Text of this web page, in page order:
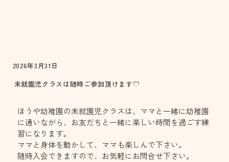
2026年3月31日
未就園児クラスは随時ご参加頂けます♡
ほうや幼稚園の未就園児クラスは、ママと一緒に幼稚園
に通いながら、お友だちと一緒に楽しい時間を過ごす練
習になります。
ママと身体を動かして、ママも楽しんで下さい。
随時入会できますので、お気軽にお問合せ下さい。